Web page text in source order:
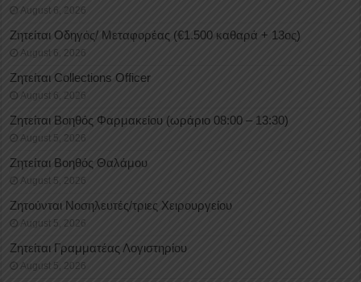
August 6, 2026
Ζητείται Οδηγός/ Μεταφορέας (€1.500 καθαρά + 13ος)
August 6, 2026
Ζητείται Collections Officer
August 6, 2026
Ζητείται Βοηθός Φαρμακείου (ωράριο 08:00 – 13:30)
August 5, 2026
Ζητείται Βοηθός Θαλάμου
August 5, 2026
Ζητούνται Νοσηλευτές/τριες Χειρουργείου
August 5, 2026
Ζητείται Γραμματέας Λογιστηρίου
August 5, 2026